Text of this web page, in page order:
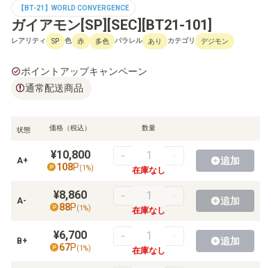
【BT-14】BLAST ACE
【BT-13】VSロイヤルナイツ
【BT-11】ディメンショナルフェイズ
【BT-08】ニューヒーロー
【BT-07】ネクストアドベンチャー
【BT-05】バトルオブオメガ
【BT-21】WORLD CONVERGENCE
ガイアモン[SP][SEC][BT21-101]
レアリティ SP 色 赤 多色 パラレル あり カテゴリ デジモン
ポイントアップキャンペーン
通常配送商品
状態 価格（税込） 数量
A+ ¥10,800
108P(1%) 在庫なし
追加
A- ¥8,860
88P(1 %) 在庫なし
追加
B+ ¥6,700
67P(1%) 在庫なし
追加